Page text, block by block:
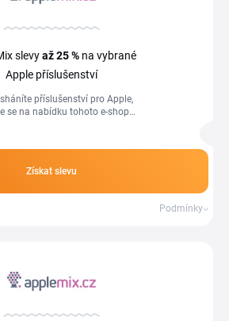
slevyaž 25 %na vybrané
Apple příslušenství
příslušenství pro Apple,
se na nabídku tohoto e-shopu.
Získat slevu
Podmínky